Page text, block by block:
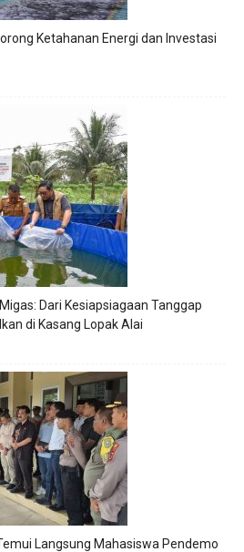
Ketahanan Energi dan Investasi
Dari Kesiapsiagaan Tanggap
di Kasang Lopak Alai
Langsung Mahasiswa Pendemo